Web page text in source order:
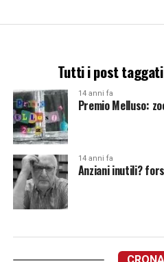
Tutti i post
14 anni fa
Premio Melluso:
14 anni fa
Anziani inutili?